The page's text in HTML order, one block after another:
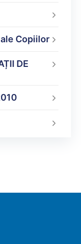
Copiilor
DE